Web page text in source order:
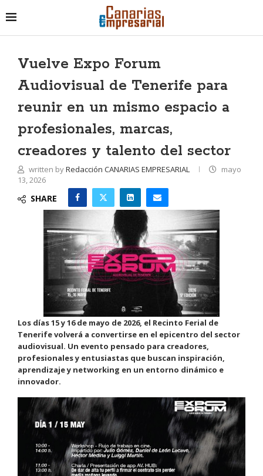
Vuelve Expo Forum
Audiovisual de Tenerife para
reunir en un mismo espacio a
profesionales, marcas,
creadores y talento del sector
written byRedacción CANARIAS EMPRESARIAL
mayo
13, 2026
SHARE
Los días 15 y 16 de mayo de 2026, el Recinto Ferial de
Tenerife volverá a convertirse en el epicentro del sector
audiovisual. Un evento pensado para creadores,
profesionales y entusiastas que buscan inspiración,
aprendizaje y networking en un entorno dinámico e
innovador.